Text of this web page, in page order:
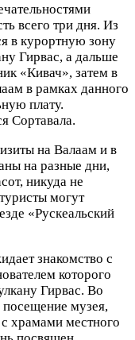
всего три дня. Из
в курортную зону
Гирвас, а дальше
«Кивач», затем в
в рамках данного
плату.
Сортавала.
на Валаам и в
на разные дни,
никуда не
могут
«Рускеальский
знакомство с
которого
Гирвас. Во
музея,
храмами местного